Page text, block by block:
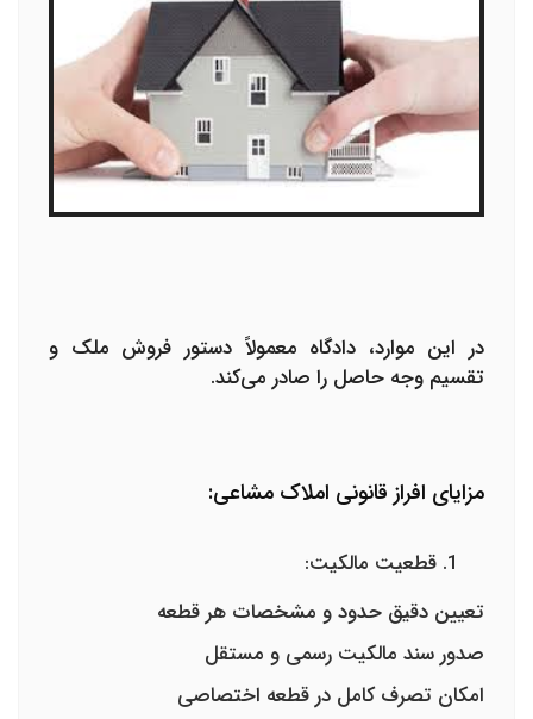
در این موارد، دادگاه معمولاً دستور فروش ملک و
تقسیم وجه حاصل را صادر می‌کند.
مزایای افراز قانونی املاک مشاعی:
قطعیت مالکیت:
تعیین دقیق حدود و مشخصات هر قطعه
صدور سند مالکیت رسمی و مستقل
امکان تصرف کامل در قطعه اختصاصی